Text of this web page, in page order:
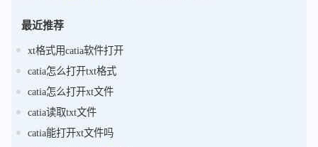
最近推荐
xt格式用catia软件打开
catia怎么打开txt格式
catia怎么打开xt文件
catia读取txt文件
catia能打开xt文件吗